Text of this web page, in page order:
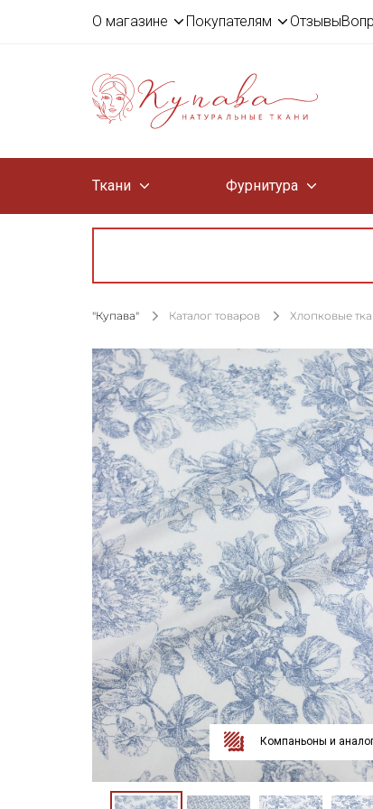
О магазине Покупателям Отзывы
Ткани Фурнитура
"Купава" Каталог товаров Хлопковые
Компаньоны и